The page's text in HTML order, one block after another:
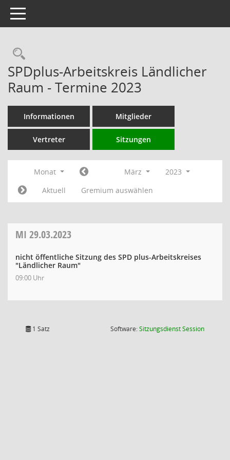
Toggle navigation
Rechercheauswahl
SPDplus-Arbeitskreis Ländlicher
Raum - Termine 2023
Informationen Mitglieder
Vertreter Sitzungen
Monat März
2023
Aktuell
Gremium auswählen
MI 29.03.2023
nicht öffentliche Sitzung des SPD plus-Arbeitskreises
"Ländlicher Raum"
09:00 Uhr
1 Satz Software:SitzungsdienstSession(Wird in